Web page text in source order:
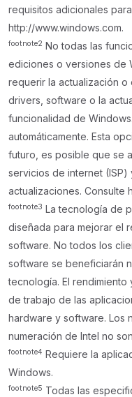
requisitos adicionales
http://www.windows.com.
footnote2 No todas las
ediciones o versiones de
requerir la actualización o
drivers, software o la
funcionalidad de
automáticamente. Esta
futuro, es posible que se
servicios de internet (ISP)
actualizaciones. Consulte
footnote3 La tecnología de
diseñada para mejorar el
software. No todos los
software se beneficiarán
tecnología. El
de trabajo de las
hardware y software. Los
numeración de Intel no
footnote4 Requiere la
Windows.
footnote5 Todas las